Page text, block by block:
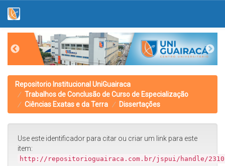
navigation
Repositorio Institucional UniGuairaca
Trabalhos de Conclusão de Curso de Especialização
Ciências Exatas e da Terra
Dissertações
Use este identificador para citar ou criar um link para este
item:
http://repositorioguairaca.com.br/jspui/handle/